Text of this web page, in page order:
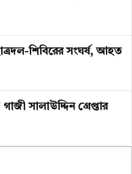
শিবিরের সংঘর্ষ, আহত
সালাউদ্দিন গ্রেপ্তার